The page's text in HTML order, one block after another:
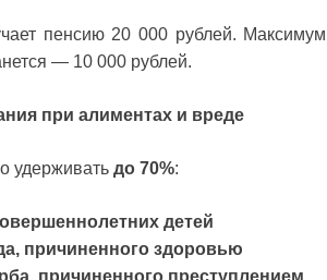
пенсию 20 000 рублей.
— 10 000 рублей.
при алиментах и вреде
удерживать до 70%:
детей
причиненного здоровью
причиненного преступлением